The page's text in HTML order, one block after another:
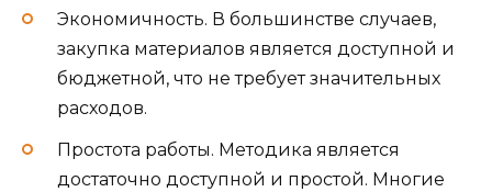
Экономичность. В большинстве случаев,
закупка материалов является доступной и
бюджетной, что не требует значительных
расходов.
Простота работы. Методика является
достаточно доступной и простой. Многие